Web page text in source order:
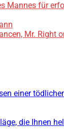
Mannes für
Mr. Right
einer
die Ihnen